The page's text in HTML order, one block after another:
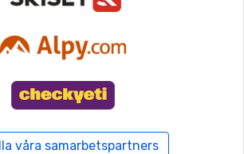
våra samarbetspartners